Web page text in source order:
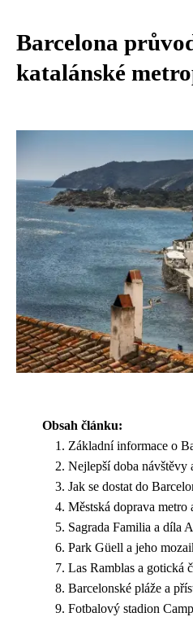
Barcelona
katalánské
Obsah článku:
Základní informace o
Nejlepší doba návštěvy
Jak se dostat do
Městská doprava
Sagrada Familia a díla
Park Güell a jeho
Las Ramblas a gotická
Barcelonské pláže a
Fotbalový stadion